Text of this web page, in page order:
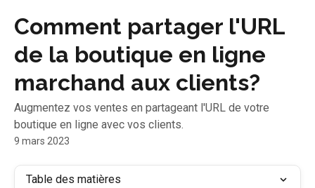
Comment partager l'URL
de la boutique en ligne
marchand aux clients?
Augmentez vos ventes en partageant l'URL de votre
boutique en ligne avec vos clients.
9 mars 2023
Table des matières